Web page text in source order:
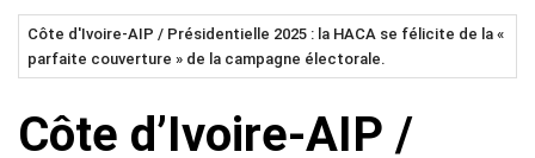
Côte d'Ivoire-AIP / Présidentielle 2025 : la HACA se félicite de la «
parfaite couverture » de la campagne électorale.
Côte d’Ivoire-AIP /